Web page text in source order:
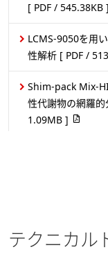
[ PDF / 545.38KB ]
LCMS-9050を用
性解析 [ PDF /
Shim-pack Mix-
性代謝物の網羅的
1.09MB ]
筋力測定とGC/
を用いた性別に
[ PDF / 1.04MB ]
テクニカル